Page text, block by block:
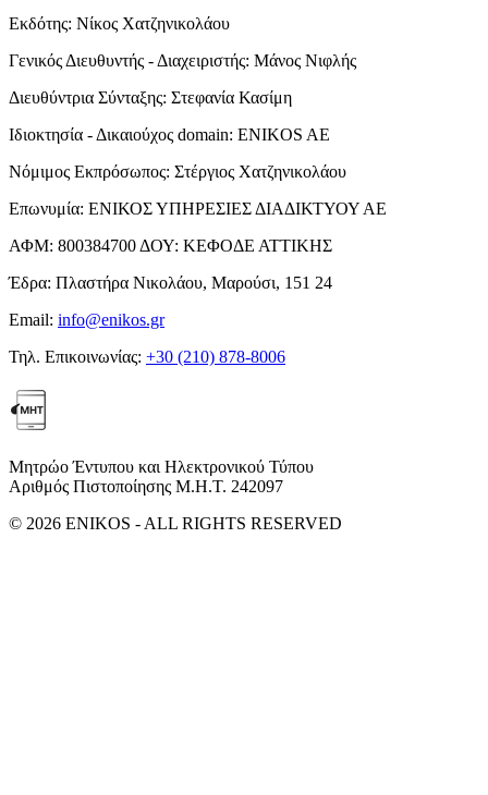
Εκδότης: Νίκος Χατζηνικολάου
Γενικός Διευθυντής - Διαχειριστής: Μάνος Νιφλής
Διευθύντρια Σύνταξης: Στεφανία Κασίμη
Ιδιοκτησία - Δικαιούχος domain: ENIKOS AE
Νόμιμος Εκπρόσωπος: Στέργιος Χατζηνικολάου
Επωνυμία: ΕΝΙΚΟΣ ΥΠΗΡΕΣΙΕΣ ΔΙΑΔΙΚΤΥΟΥ ΑΕ
ΑΦΜ: 800384700 ΔΟΥ: ΚΕΦΟΔΕ ΑΤΤΙΚΗΣ
Έδρα: Πλαστήρα Νικολάου, Μαρούσι, 151 24
Email: info@enikos.gr
Τηλ. Επικοινωνίας: +30 (210) 878-8006
Μητρώο Έντυπου και Ηλεκτρονικού Τύπου
Αριθμός Πιστοποίησης Μ.Η.Τ. 242097
© 2026 ENIKOS - ALL RIGHTS RESERVED